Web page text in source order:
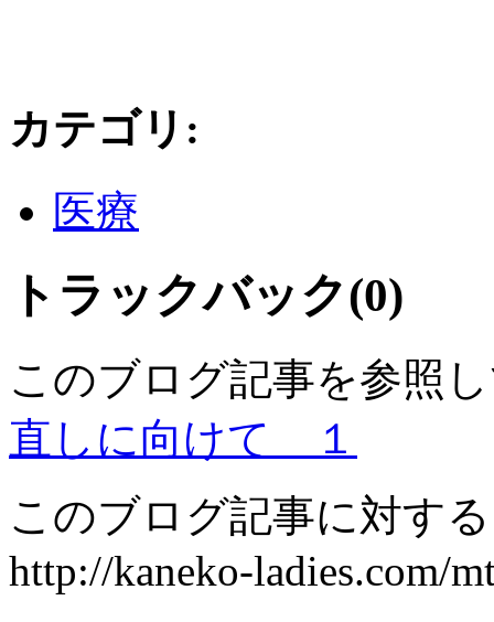
カテゴリ :
医療
トラックバック(0)
このブログ記事を参照
直しに向けて １
このブログ記事に対す
http://kaneko-ladies.com/